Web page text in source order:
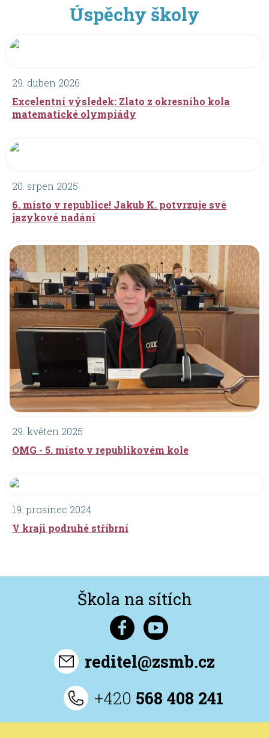
Úspěchy školy
29. duben 2026
Excelentní výsledek: Zlato z okresního kola
matematické olympiády
20. srpen 2025
6. místo v republice! Jakub K. potvrzuje své
jazykové nadání
29. květen 2025
OMG - 5. místo v republikovém kole
19. prosinec 2024
V kraji podruhé stříbrní
Škola na sítích
reditel@zsmb.cz
+420 568 408 241